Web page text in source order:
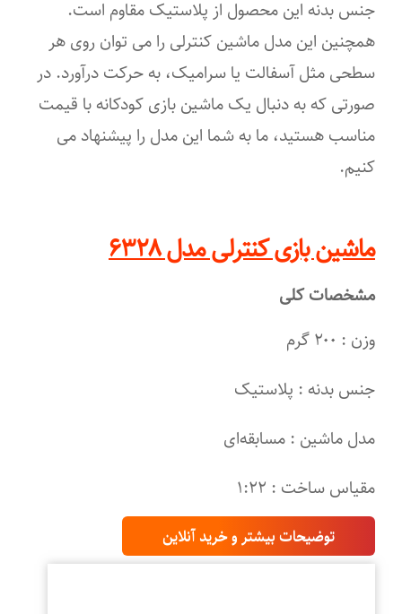
جنس بدنه این محصول از پلاستیک مقاوم است.
همچنین این مدل ماشین کنترلی را می توان روی هر
سطحی مثل آسفالت یا سرامیک، به حرکت درآورد. در
صورتی که به دنبال یک ماشین بازی کودکانه با قیمت
مناسب هستید، ما به شما این مدل را پیشنهاد می
کنیم.
ماشین بازی کنترلی مدل ۶۳۲۸
مشخصات کلی
وزن : ۲۰۰ گرم
جنس بدنه : پلاستیک
مدل ماشین : مسابقه‌ای
مقیاس ساخت : ۱:۲۲
توضیحات بیشتر و خرید آنلاین